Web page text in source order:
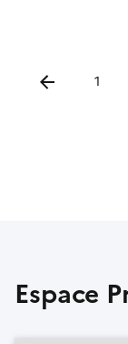
Aller à la page
1
Espace